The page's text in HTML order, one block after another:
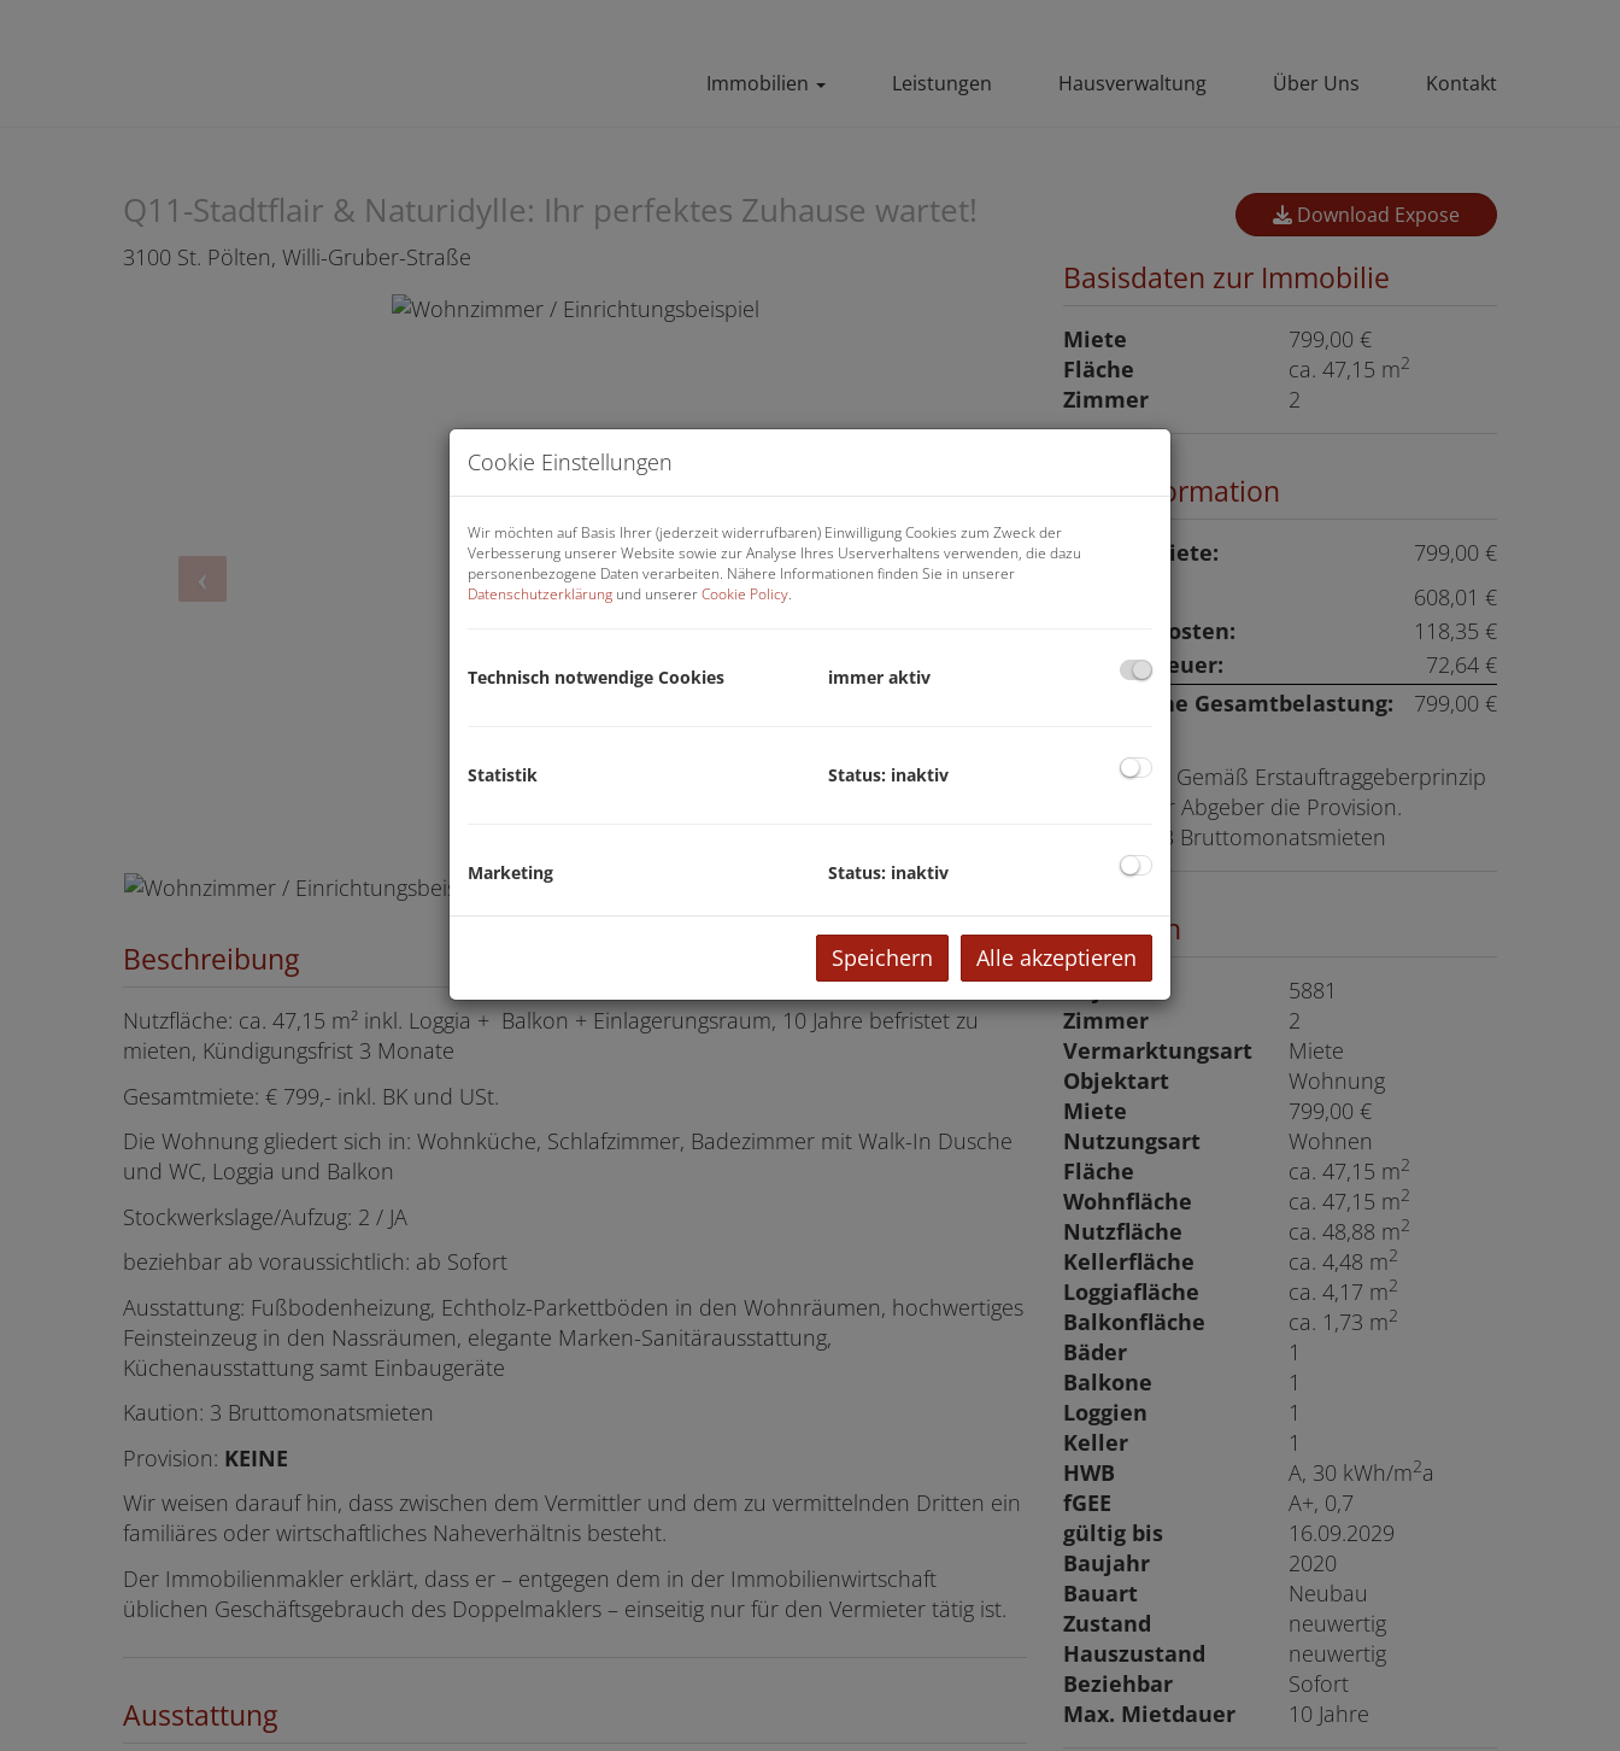
Immobilien Leistungen Hausverwaltung Über Uns Kontakt
Q11-Stadtflair & Naturidylle: Ihr perfektes Zuhause wartet!
3100 St. Pölten, Willi-Gruber-Straße
Beschreibung
Nutzfläche: ca. 47,15 m² inkl. Loggia + Balkon + Einlagerungsraum, 10 Jahre befristet zu
mieten, Kündigungsfrist 3 Monate
Gesamtmiete: € 799,- inkl. BK und USt.
Die Wohnung gliedert sich in: Wohnküche, Schlafzimmer, Badezimmer mit Walk-In Dusche
und WC, Loggia und Balkon
Stockwerkslage/Aufzug: 2 / JA
beziehbar ab voraussichtlich: ab Sofort
Ausstattung: Fußbodenheizung, Echtholz-Parkettböden in den Wohnräumen, hochwertiges
Feinsteinzeug in den Nassräumen, elegante Marken-Sanitärausstattung,
Küchenausstattung samt Einbaugeräte
Kaution: 3 Bruttomonatsmieten
Provision: KEINE
Wir weisen darauf hin, dass zwischen dem Vermittler und dem zu vermittelnden Dritten ein
familiäres oder wirtschaftliches Naheverhältnis besteht.
Der Immobilienmakler erklärt, dass er – entgegen dem in der Immobilienwirtschaft
üblichen Geschäftsgebrauch des Doppelmaklers – einseitig nur für den Vermieter tätig ist.
Ausstattung
Download Expose
Basisdaten zur Immobilie
Miete
799,00 €
Fläche
ca. 47,15 m2
Zimmer 2
Preisinformation
Gesamtmiete:
799,00 €
608,01 €
Betriebskosten:
118,35 €
Umsatzsteuer:
72,64 €
monatliche Gesamtbelastung:
799,00 €
Provision:
Gemäß Erstauftraggeberprinzip
bezahlt der Abgeber die Provision.
3 Bruttomonatsmieten
Eckdaten
Objektnr.
5881
Zimmer
2
Vermarktungsart
Miete
Objektart
Wohnung
Miete
799,00 €
Nutzungsart
Wohnen
Fläche
ca. 47,15 m2
Wohnfläche ca. 47,15 m2
Nutzfläche ca. 48,88 m2
Kellerfläche ca. 4,48 m2
Loggiafläche ca. 4,17 m2
Balkonfläche ca. 1,73 m2
Bäder
1
Balkone
1
Loggien
1
Keller
1
HWB
A, 30 kWh/m2a
fGEE
A+, 0,7
gültig bis
16.09.2029
Baujahr
2020
Bauart
Neubau
Zustand
neuwertig
Hauszustand
neuwertig
Beziehbar
Sofort
Max. Mietdauer
10 Jahre
Cookie Einstellungen
Wir möchten auf Basis Ihrer (jederzeit widerrufbaren) Einwilligung Cookies zum Zweck der
Verbesserung unserer Website sowie zur Analyse Ihres Userverhaltens verwenden, die dazu
personenbezogene Daten verarbeiten. Nähere Informationen finden Sie in unserer
Datenschutzerklärung und unsererCookie Policy.
Technisch notwendige Cookies immer aktiv
Statistik Status: inaktiv
Marketing Status: inaktiv
Speichern Alle akzeptieren